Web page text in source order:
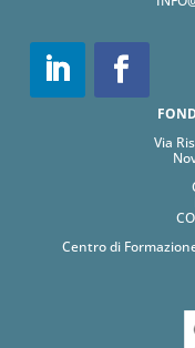
Via
Centro di